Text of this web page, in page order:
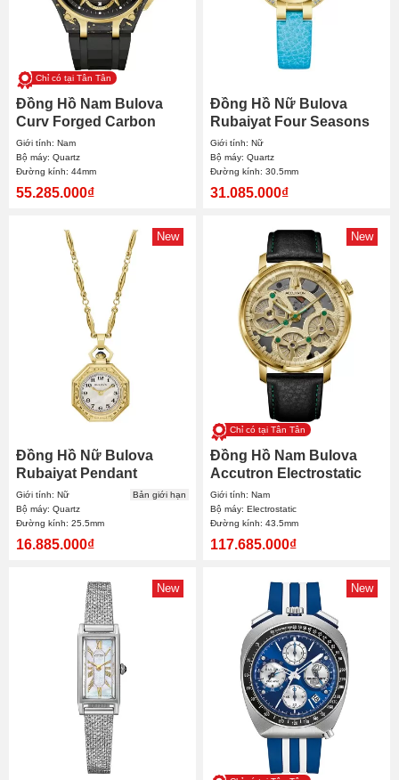
Chỉ có tại Tân Tân
Đồng Hồ Nam Bulova
Curv Forged Carbon
Special Edition 98A328
44mm
Giới tính: Nam
Bộ máy: Quartz
Đường kính: 44mm
55.285.000₫
Đồng Hồ Nữ Bulova
Rubaiyat Four Seasons
Summer 97R104 30.5mm
Giới tính: Nữ
Bộ máy: Quartz
Đường kính: 30.5mm
31.085.000₫
New
Đồng Hồ Nữ Bulova
Rubaiyat Pendant
Necklace Limited 97L182
25.5mm
Giới tính: Nữ
Bộ máy: Quartz
Đường kính: 25.5mm
Bản giới hạn
16.885.000₫
Chỉ có tại Tân Tân
New
Đồng Hồ Nam Bulova
Accutron Electrostatic
Movement Spaceview
Evolution 27A205A
43.5mm
Giới tính: Nam
Bộ máy: Electrostatic
Đường kính: 43.5mm
117.685.000₫
New New